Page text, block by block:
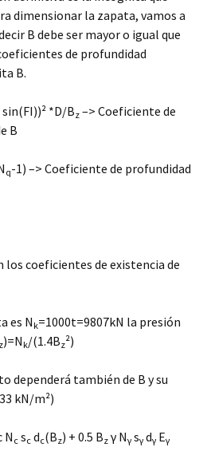
dimensionar la zapata, vamos a
B debe ser mayor o igual que
de profundidad
B.
*D/Bz –> Coeficiente de
B
q-1) –> Coeficiente de profundidad
los coeficientes de existencia de
es N k=1000t=9807kN la presión
z)=N k/(1.4Bz²)
dependerá también de B y su
kN/m²)
Nc sc dc(Bz) + 0.5 Bzγ Nγ sγ dγ Eγ